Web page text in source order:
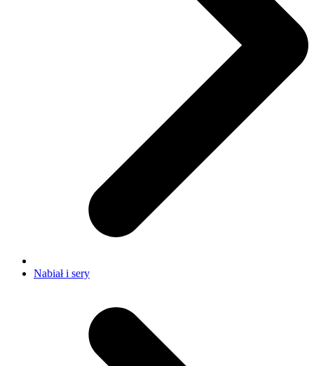
Nabiał i sery